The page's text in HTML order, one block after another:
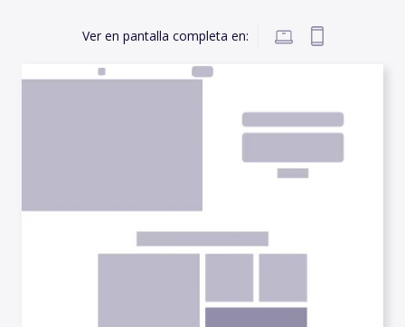
Ver en pantalla completa en: